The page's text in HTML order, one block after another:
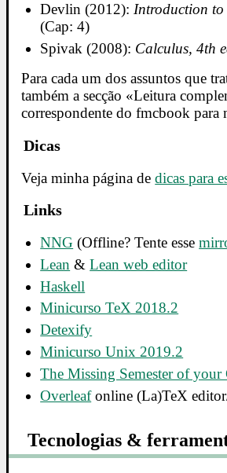
Devlin (2012):Introduction
(Cap: 4)
Spivak (2008): Calculus, 4th
Para cada um dos assuntos que
também a secção «Leitura
correspondente do fmcbook para
Dicas
Veja minha página dedicas para
Links
NNG (Offline? Tente esse
Lean &Lean web editor
Haskell
Minicurso TeX 2018.2
Detexify
Minicurso Unix 2019.2
The Missing Semester of your
Overleafonline (La)TeX
Tecnologias &